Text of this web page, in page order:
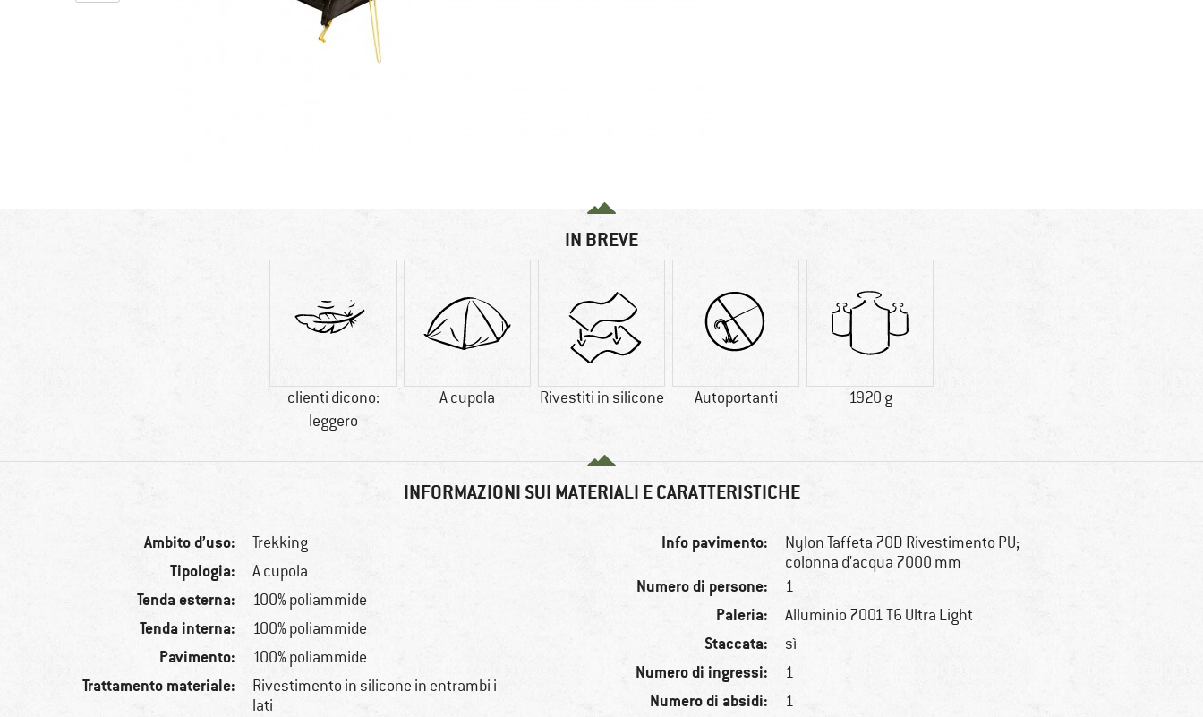
IN BREVE
clienti dicono:
leggero
A cupola Rivestiti in silicone Autoportanti 1920 g
INFORMAZIONI SUI MATERIALI E CARATTERISTICHE
Ambito d’uso: Trekking
Tipologia: A cupola
Tenda esterna: 100% poliammide
Tenda interna: 100% poliammide
Pavimento: 100% poliammide
Trattamento materiale:
Rivestimento in silicone in entrambi i
lati
Info pavimento:
Nylon Taffeta 70D Rivestimento PU;
colonna d'acqua 7000 mm
Numero di persone: 1
Paleria: Alluminio 7001 T6 Ultra Light
Staccata: sì
Numero di ingressi: 1
Numero di absidi: 1